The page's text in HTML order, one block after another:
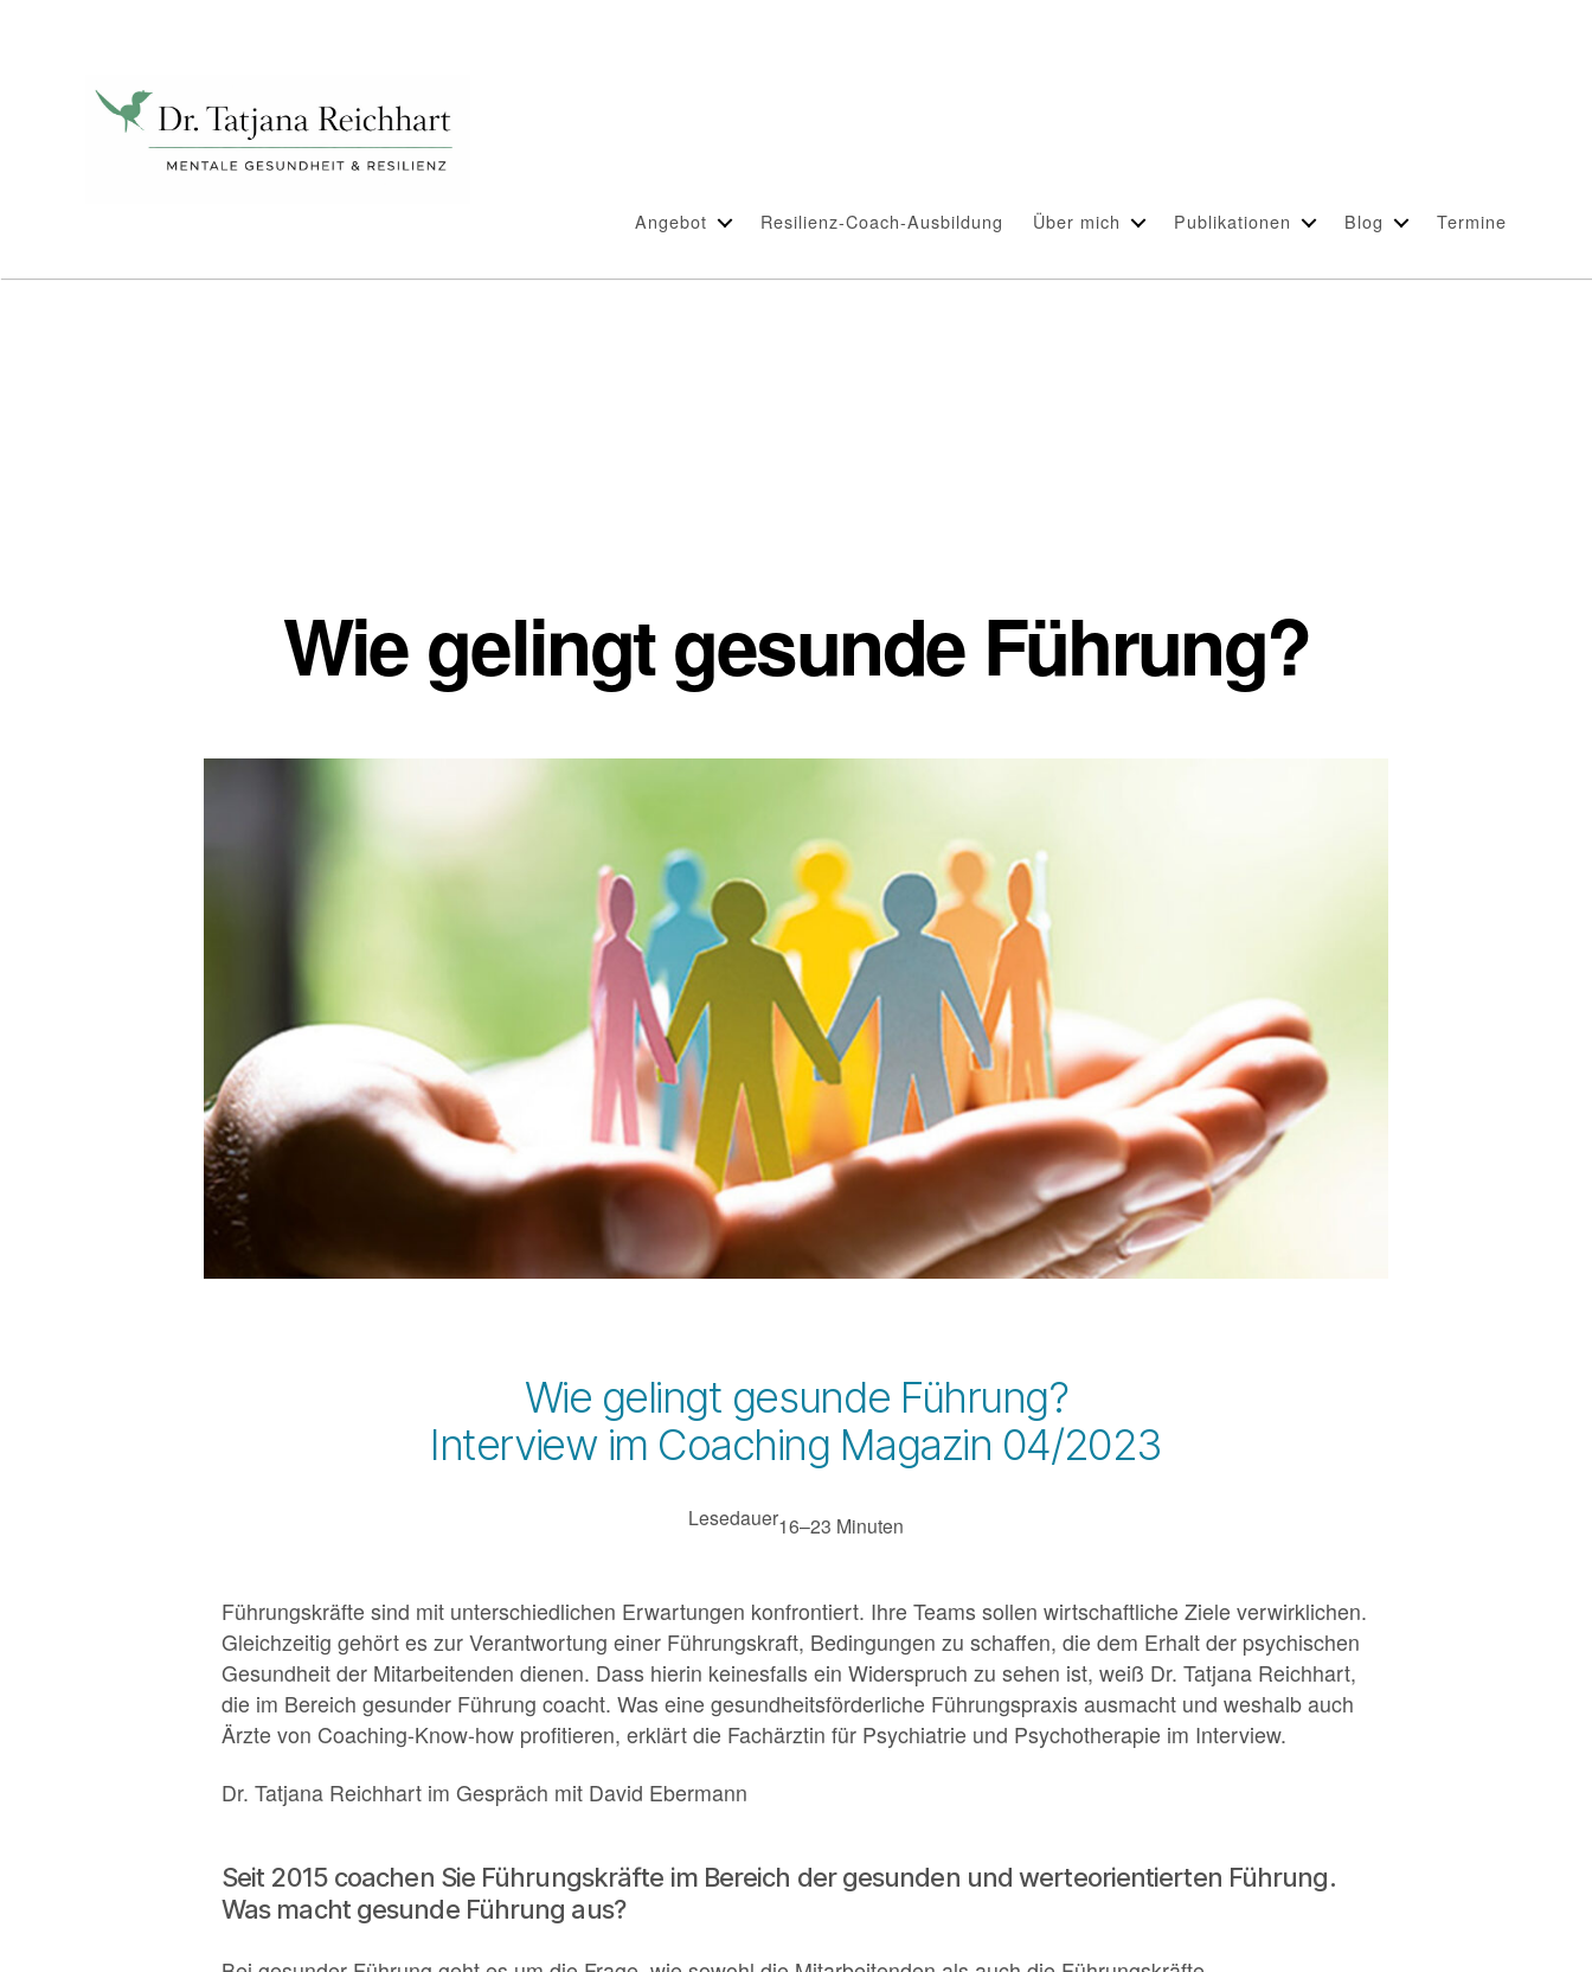
Angebot Resilienz-Coach-Ausbildung Über mich Publikationen Blog Termine
Wie gelingt gesunde Führung?
Wie gelingt gesunde Führung?
Interview im Coaching Magazin 04/2023
Lesedauer16–23 Minuten
Führungskräfte sind mit unterschiedlichen Erwartungen konfrontiert. Ihre Teams sollen wirtschaftliche Ziele verwirklichen.
Gleichzeitig gehört es zur Verantwortung einer Führungskraft, Bedingungen zu schaffen, die dem Erhalt der psychischen
Gesundheit der Mitarbeitenden dienen. Dass hierin keinesfalls ein Widerspruch zu sehen ist, weiß Dr. Tatjana Reichhart,
die im Bereich gesunder Führung coacht. Was eine gesundheitsförderliche Führungspraxis ausmacht und weshalb auch
Ärzte von Coaching-Know-how profitieren, erklärt die Fachärztin für Psychiatrie und Psychotherapie im Interview.
Dr. Tatjana Reichhart im Gespräch mit David Ebermann
Seit 2015 coachen Sie Führungskräfte im Bereich der gesunden und werteorientierten Führung.
Was macht gesunde Führung aus?